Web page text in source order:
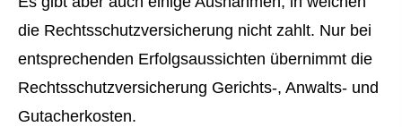
die Rechts­schutz­ver­si­che­rung nicht zahlt. Nur bei
entsprechenden Erfolgsaussichten übernimmt die
Rechts­schutz­ver­si­che­rung Gerichts-, Anwalts- und
Gutacherkosten.